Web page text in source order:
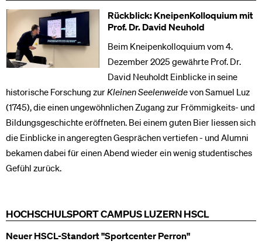
Rückblick: KneipenKolloquium mit
Prof. Dr. David Neuhold
Beim Kneipenkolloquium vom 4.
Dezember 2025 gewährte Prof. Dr.
David Neuholdt Einblicke in seine
historische Forschung zurKleinen Seelenweidevon Samuel Luz
(1745), die einen ungewöhnlichen Zugang zur Frömmigkeits- und
Bildungsgeschichte eröffneten. Bei einem guten Bier liessen sich
die Einblicke in angeregten Gesprächen vertiefen - und Alumni
bekamen dabei für einen Abend wieder ein wenig studentisches
Gefühl zurück.
HOCHSCHULSPORT CAMPUS LUZERN HSCL
Neuer HSCL-Standort "Sportcenter Perron"